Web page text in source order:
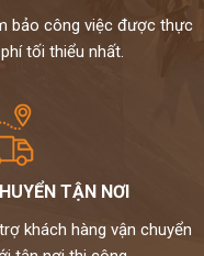
bảo công việc được thực
tối thiểu nhất.
TẬN NƠI
khách hàng vận chuyển